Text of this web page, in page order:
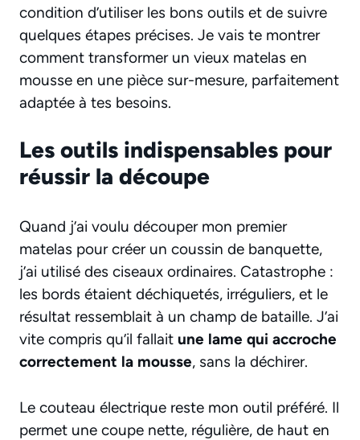
condition d’utiliser les bons outils et de suivre
quelques étapes précises. Je vais te montrer
comment transformer un vieux matelas en
mousse en une pièce sur-mesure, parfaitement
adaptée à tes besoins.
Les outils indispensables pour
réussir la découpe
Quand j’ai voulu découper mon premier
matelas pour créer un coussin de banquette,
j’ai utilisé des ciseaux ordinaires. Catastrophe :
les bords étaient déchiquetés, irréguliers, et le
résultat ressemblait à un champ de bataille. J’ai
vite compris qu’il fallait une lame qui accroche
correctement la mousse, sans la déchirer.
Le couteau électrique reste mon outil préféré. Il
permet une coupe nette, régulière, de haut en